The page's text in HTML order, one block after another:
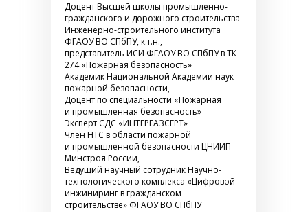
Доцент Высшей школы промышленно-
гражданского и дорожного строительства
Инженерно-строительного института
ФГАОУ ВО СПбПУ, к.т.н.,
представитель ИСИ ФГАОУ ВО СПбПУ в ТК
274 «Пожарная безопасность»
Академик Национальной Академии наук
пожарной безопасности,
Доцент по специальности «Пожарная
и промышленная безопасность»
Эксперт СДС «ИНТЕРГАЗСЕРТ»
Член НТС в области пожарной
и промышленной безопасности ЦНИИП
Минстроя России,
Ведущий научный сотрудник Научно-
технологического комплекса «Цифровой
инжиниринг в гражданском
строительстве» ФГАОУ ВО СПбПУ